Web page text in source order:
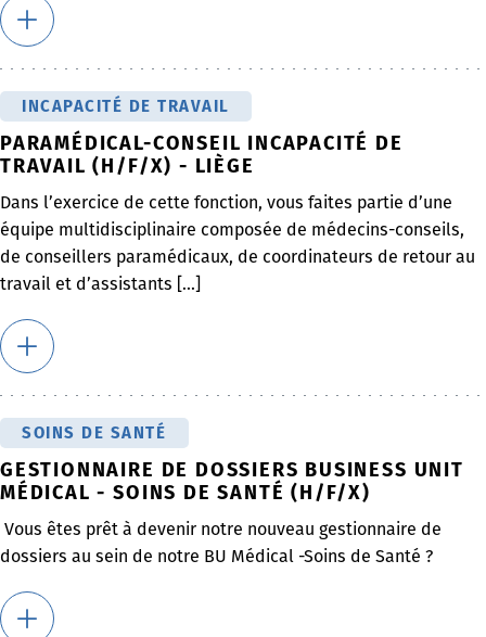
INCAPACITÉ DE TRAVAIL
PARAMÉDICAL-CONSEIL INCAPACITÉ DE
TRAVAIL (H/F/X) - LIÈGE
Dans l’exercice de cette fonction, vous faites partie d’une
équipe multidisciplinaire composée de médecins-conseils,
de conseillers paramédicaux, de coordinateurs de retour au
travail et d’assistants [...]
SOINS DE SANTÉ
GESTIONNAIRE DE DOSSIERS BUSINESS UNIT
MÉDICAL - SOINS DE SANTÉ (H/F/X)
Vous êtes prêt à devenir notre nouveau gestionnaire de
dossiers au sein de notre BU Médical -Soins de Santé ?